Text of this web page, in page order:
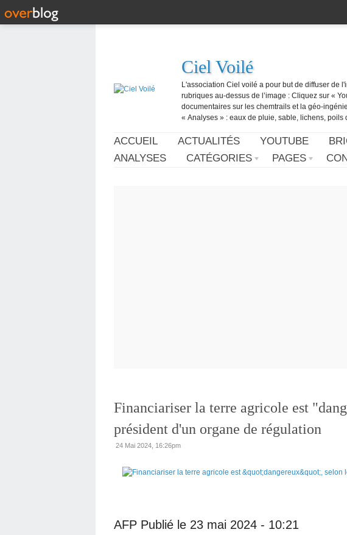
Ciel Voilé
L'association Ciel voilé a pour but de diffuser de
rubriques au-dessus de l’image : Cliquez sur «
documentaires sur les chemtrails et la géo-
« Analyses » : eaux de pluie, sable, lichens, poils
ACCUEIL ACTUALITÉS YOUTUBE
ANALYSES
CATÉGORIES PAGES
Financiariser la terre agricole est
président d'un organe de régulation
24 Mai 2024, 16:26pm
AFP Publié le 23 mai 2024 - 10:21